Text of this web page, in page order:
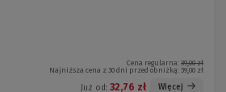
Cena regularna: 39,00 zł
Najniższa cena z 30 dni przed obniżką: 39,00 zł
Już od: 32,76 zł Więcej